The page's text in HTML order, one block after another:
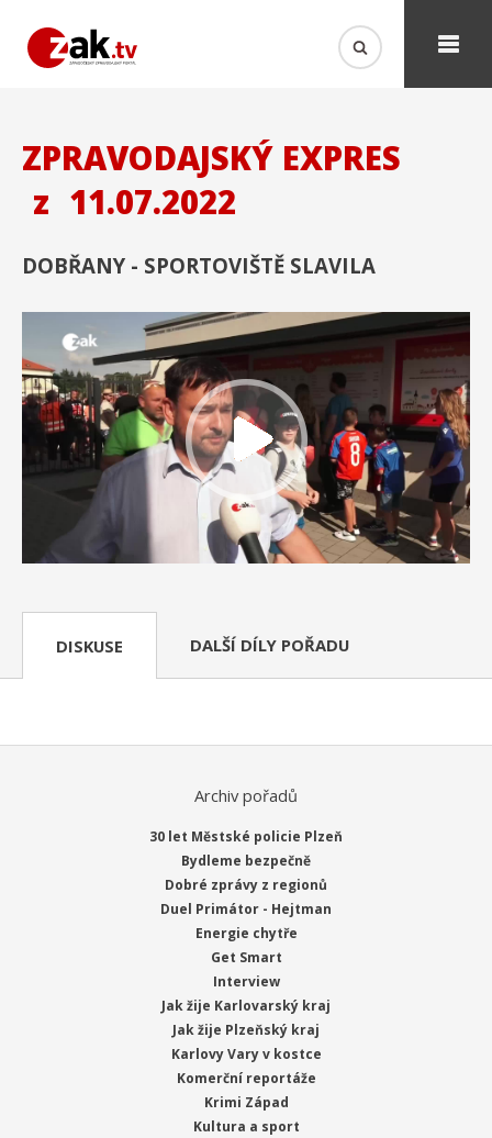
ZPRAVODAJSKÝ EXPRES
z 11.07.2022
DOBŘANY - SPORTOVIŠTĚ SLAVILA
DISKUSE DALŠÍ DÍLY POŘADU
Archiv pořadů
30 let Městské policie Plzeň
Bydleme bezpečně
Dobré zprávy z regionů
Duel Primátor - Hejtman
Energie chytře
Get Smart
Interview
Jak žije Karlovarský kraj
Jak žije Plzeňský kraj
Karlovy Vary v kostce
Komerční reportáže
Krimi Západ
Kultura a sport